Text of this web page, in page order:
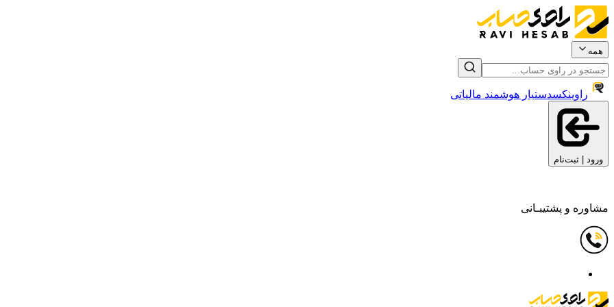
همه
راوینکسدستیار هوشمند مالیاتی
ورود | ثبت‌نام
مشاوره و پشتیبـانی